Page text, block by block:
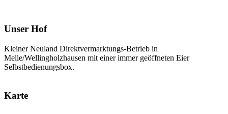
Unser Hof
Kleiner Neuland Direktvermarktungs-Betrieb in
Melle/Wellingholzhausen mit einer immer geöffneten Eier
Selbstbedienungsbox.
Karte